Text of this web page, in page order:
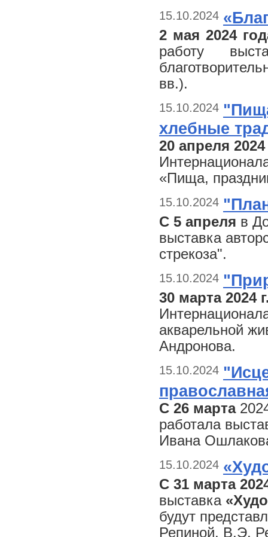
15.10.2024
2 мая 2024
работу
вв.).
15.10.2024
хлебные
20 апреля
«Пища,
15.10.2024
С 5 апреля в
выставка
стрекоза".
15.10.2024
30 марта 2024
акварельной
Андронова.
15.10.2024
С 26 марта
работала
Ивана
15.10.2024
С 31 марта
выставка
будут
Репиной, В.Э.